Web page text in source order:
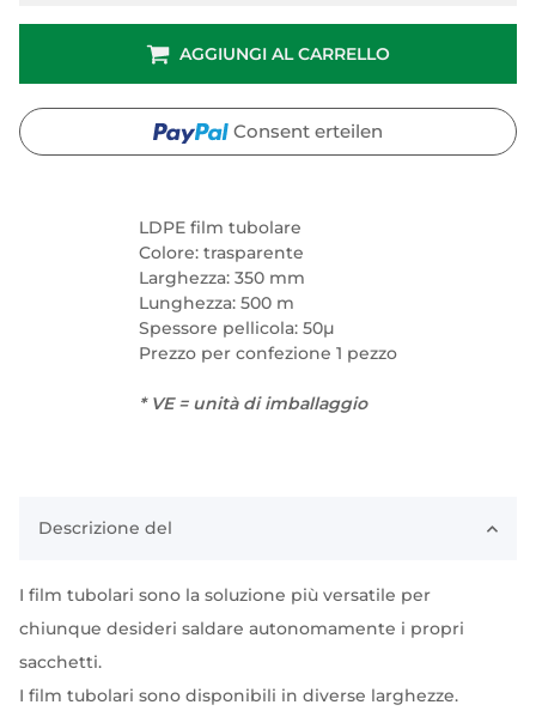
LDPE film tubolare
Colore: trasparente
Larghezza: 350 mm
Lunghezza: 500 m
Spessore pellicola: 50µ
Prezzo per confezione 1 pezzo
* VE = unità di imballaggio
AGGIUNGI AL CARRELLO
Consent erteilen
Descrizione del
I film tubolari sono la soluzione più versatile per
chiunque desideri saldare autonomamente i propri
sacchetti.
I film tubolari sono disponibili in diverse larghezze.